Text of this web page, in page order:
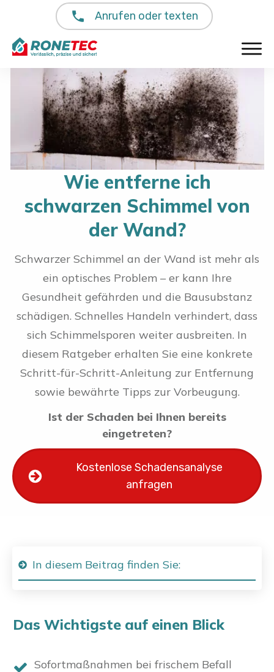
Anrufen oder texten
Wie entferne ich
schwarzen Schimmel von
der Wand?
Schwarzer Schimmel an der Wand ist mehr als
ein optisches Problem – er kann Ihre
Gesundheit gefährden und die Bausubstanz
schädigen. Schnelles Handeln verhindert, dass
sich Schimmelsporen weiter ausbreiten. In
diesem Ratgeber erhalten Sie eine konkrete
Schritt-für-Schritt-Anleitung zur Entfernung
sowie bewährte Tipps zur Vorbeugung.
Ist der Schaden bei Ihnen bereits
eingetreten?
Kostenlose Schadensanalyse
anfragen
In diesem Beitrag finden Sie:
Das Wichtigste auf einen Blick
Sofortmaßnahmen bei frischem Befall